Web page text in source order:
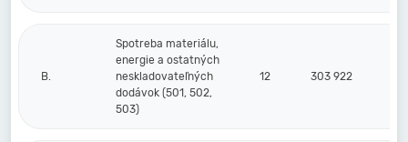
B.
Spotreba materiálu,
energie a ostatných
neskladovateľných
dodávok (501, 502,
503)
12 303 922